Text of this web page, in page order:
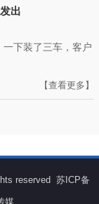
出
一下装了三车，客户
【查看更多】
reserved 苏ICP备
媒